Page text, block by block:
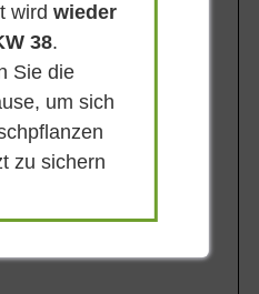
Wuchsendhöhe
15 - 30 m
Belaubung
Immergrün
Blatt- / Nadelfarbe
Blaugrün
Rinde
Fuchsrot
wirdwieder
38.
Sie die
um sich
zu sichern